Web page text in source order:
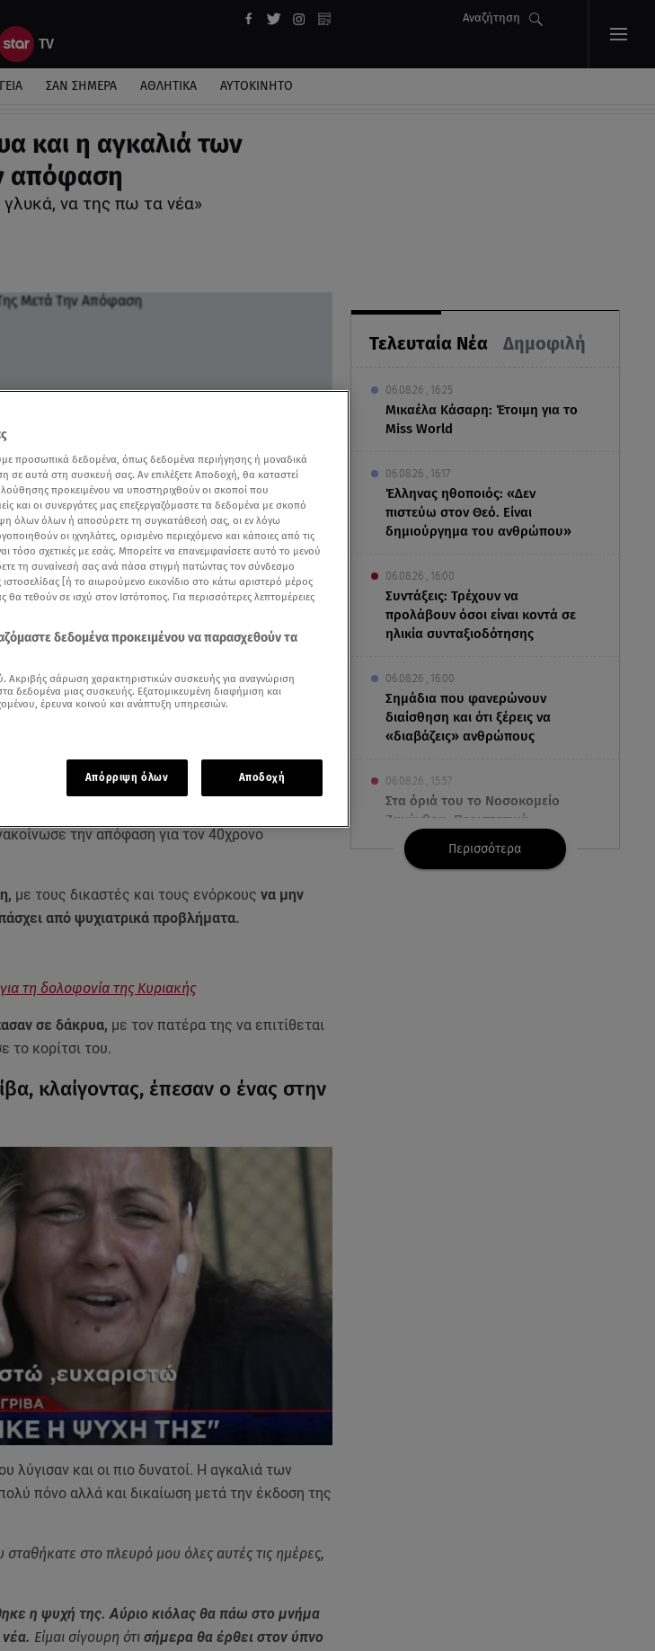
Αναζήτηση
ΣΑΝ ΣΗΜΕΡΑ ΑΘΛΗΤΙΚΑ ΑΥΤΟΚΙΝΗΤΟ
και η αγκαλιά των
απόφαση
να της πω τα νέα»
Τελευταία Νέα Δημοφιλή
06.08.26 , 16:25
Μικαέλα Κάσαρη: Έτοιμη για το
Miss World
06.08.26 , 16:17
Έλληνας ηθοποιός: «Δεν
πιστεύω στον Θεό. Είναι
δημιούργημα του ανθρώπου»
06.08.26 , 16:00
Συντάξεις: Τρέχουν να
προλάβουν όσοι είναι κοντά σε
ηλικία συνταξιοδότησης
06.08.26 , 16:00
Σημάδια που φανερώνουν
διαίσθηση και ότι ξέρεις να
«διαβάζεις» ανθρώπους
06.08.26 , 15:57
Στα όριά του το Νοσοκομείο
Ζακύνθου: Περιστατικά
βιασμών, μέθης & τροχαία
Περισσότερα
star.gr on Google
στο
την απόφαση για τον 40χρονο
με τους δικαστές και τους ενόρκους να μην
από ψυχιατρικά προβλήματα.
τη δολοφονία της Κυριακής
σε δάκρυα, με τον πατέρα της να επιτίθεται
κορίτσι του.
κλαίγοντας, έπεσαν ο ένας στην
λύγισαν και οι πιο δυνατοί. Η αγκαλιά των
πόνο αλλά και δικαίωση μετά την έκδοση της
στο πλευρό μου όλες αυτές τις ημέρες,
η ψυχή της. Αύριο κιόλας θα πάω στο μνήμα
Είμαι σίγουρη ότι σήμερα θα έρθει στον ύπνο
προσωπικά δεδομένα, όπως δεδομένα περιήγησης ή μοναδικά
σε αυτά στη συσκευή σας. Αν επιλέξετε Αποδοχή, θα καταστεί
προκειμένου να υποστηριχθούν οι σκοποί που
και οι συνεργάτες μας επεξεργαζόμαστε τα δεδομένα με σκοπό
όλων όλων ή αποσύρετε τη συγκατάθεσή σας, οι εν λόγω
οι ιχνηλάτες, ορισμένο περιεχόμενο και κάποιες από τις
τόσο σχετικές με εσάς. Μπορείτε να επανεμφανίσετε αυτό το μενού
τη συναίνεσή σας ανά πάσα στιγμή πατώντας τον σύνδεσμο
[ή το αιωρούμενο εικονίδιο στο κάτω αριστερό μέρος
θα τεθούν σε ισχύ στον Ιστότοπος. Για περισσότερες λεπτομέρειες
δεδομένα προκειμένου να παρασχεθούν τα
σάρωση χαρακτηριστικών συσκευής για αναγνώριση
δεδομένα μιας συσκευής. Εξατομικευμένη διαφήμιση και
έρευνα κοινού και ανάπτυξη υπηρεσιών.
Απόρριψη όλων Αποδοχή